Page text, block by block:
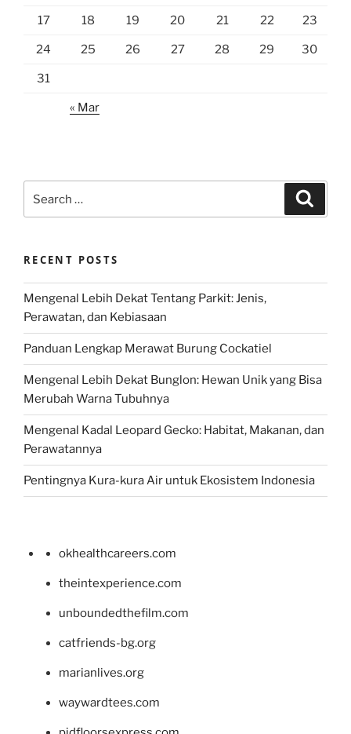
17 18 19 20 21 22 23
24 25 26 27 28 29 30
31
« Mar
for:
RECENT POSTS
Mengenal Lebih Dekat Tentang Parkit: Jenis,
Perawatan, dan Kebiasaan
Panduan Lengkap Merawat Burung Cockatiel
Mengenal Lebih Dekat Bunglon: Hewan Unik yang Bisa
Merubah Warna Tubuhnya
Mengenal Kadal Leopard Gecko: Habitat, Makanan, dan
Perawatannya
Pentingnya Kura-kura Air untuk Ekosistem Indonesia
okhealthcareers.com
theintexperience.com
unboundedthefilm.com
catfriends-bg.org
marianlives.org
waywardtees.com